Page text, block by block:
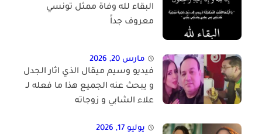
البقاء لله وفاة ممثل تونسي
معروف جداً
مارس 20, 2026
فيديو وسيم ميقال الذي اثار الجدل
و يبحث عنه الجميع هذا ما فعله لـ
علاء الشابي و زوجاته
يوليو 17, 2026